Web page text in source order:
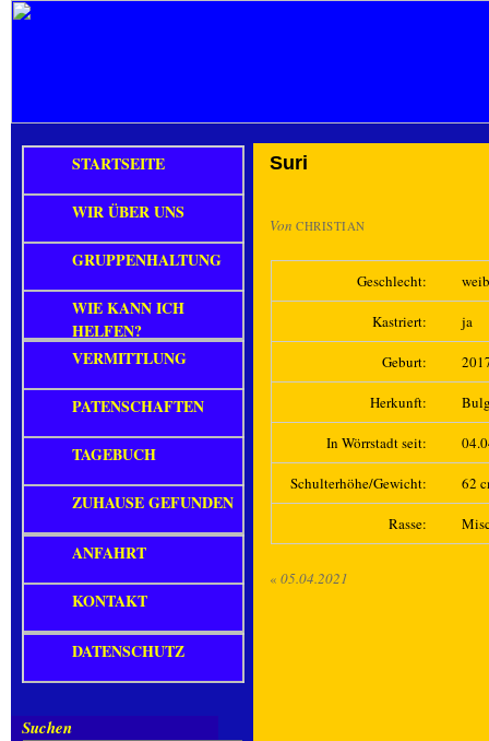
Suri
Von CHRISTIAN
Geschlecht:
Kastriert: ja
Geburt:
Herkunft:
In Wörrstadt seit:
Schulterhöhe/Gewicht: 62
Rasse:
« 05.04.2021
STARTSEITE
WIR ÜBER UNS
GRUPPENHALTUNG
WIE KANN ICH
HELFEN?
VERMITTLUNG
PATENSCHAFTEN
TAGEBUCH
ZUHAUSE GEFUNDEN
ANFAHRT
KONTAKT
DATENSCHUTZ
Suchen